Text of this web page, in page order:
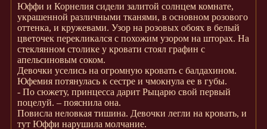
Юффи и Корнелия сидели залитой солнцем комнате,
украшенной различными тканями, в основном розового
оттенка, и кружевами. Узор на розовых обоях в белый
цветочек перекликался с похожим узором на шторах. На
стеклянном столике у кровати стоял графин с
апельсиновым соком.
Девочки уселись на огромную кровать с балдахином.
Юфемия потянулась к сестре и чмокнула ее в губы.
- По сюжету, принцесса дарит Рыцарю свой первый
поцелуй. – пояснила она.
Повисла неловкая тишина. Девочки легли на кровать, и
тут Юффи нарушила молчание.